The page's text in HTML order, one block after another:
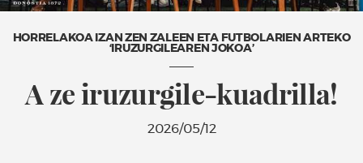
HORRELAKOA IZAN ZEN ZALEEN ETA FUTBOLARIEN ARTEKO
‘IRUZURGILEAREN JOKOA’
A ze iruzurgile-kuadrilla!
2026/05/12